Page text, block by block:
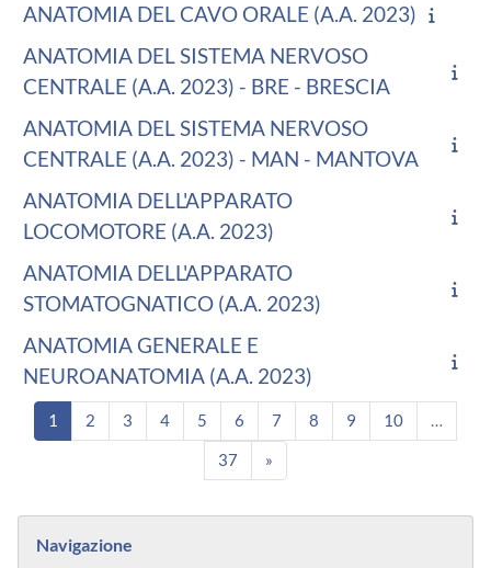
ANATOMIA DEL CAVO ORALE (A.A. 2023)
ANATOMIA DEL SISTEMA NERVOSO
CENTRALE (A.A. 2023) - BRE - BRESCIA
ANATOMIA DEL SISTEMA NERVOSO
CENTRALE (A.A. 2023) - MAN - MANTOVA
ANATOMIA DELL'APPARATO
LOCOMOTORE (A.A. 2023)
ANATOMIA DELL'APPARATO
STOMATOGNATICO (A.A. 2023)
ANATOMIA GENERALE E
NEUROANATOMIA (A.A. 2023)
1 Pagina 1
2 Pagina 2
3 Pagina 3
4Pagina 4
5 Pagina 5
6 Pagina 6
7 Pagina 7
8 Pagina 8
9 Pagina 9
10Pagina 10
…
37Pagina 37
»Pagina successiva
Blocchi
Navigazione